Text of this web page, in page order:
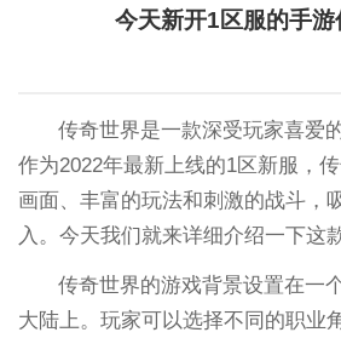
今天新开1区服的手游
传奇世界是一款深受玩家喜爱
作为2022年最新上线的1区新服，
画面、丰富的玩法和刺激的战斗，
入。今天我们就来详细介绍一下这
传奇世界的游戏背景设置在一
大陆上。玩家可以选择不同的职业